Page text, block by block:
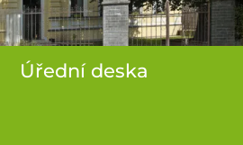
Úřední deska